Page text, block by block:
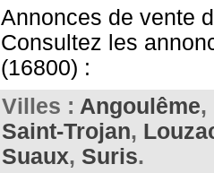
Annonces de vente
Consultez les
(16800) :
Villes : Angoulême,
Saint-Trojan,
Suaux, Suris.